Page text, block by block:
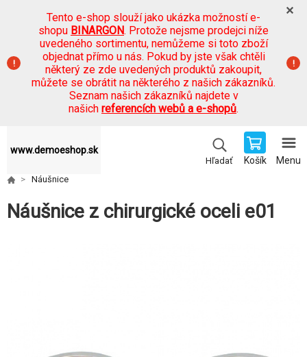
Tento e-shop slouží jako ukázka možností e-
shopu BINARGON. Protože nejsme prodejci níže
uvedeného sortimentu, nemůžeme si toto zboží
objednat přímo u nás. Pokud by jste však chtěli
některý ze zde uvedených produktů zakoupit,
můžete se obrátit na některého z našich zákazníků.
Seznam našich zákazníků najdete v
našich referencích webů a e-shopů.
www.demoeshop.sk
Hľadať Košík Menu
Náušnice
Náušnice z chirurgické oceli e01